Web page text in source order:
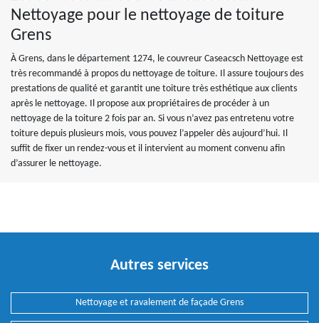
Nettoyage pour le nettoyage de toiture
Grens
À Grens, dans le département 1274, le couvreur Caseacsch Nettoyage est
très recommandé à propos du nettoyage de toiture. Il assure toujours des
prestations de qualité et garantit une toiture très esthétique aux clients
après le nettoyage. Il propose aux propriétaires de procéder à un
nettoyage de la toiture 2 fois par an. Si vous n’avez pas entretenu votre
toiture depuis plusieurs mois, vous pouvez l’appeler dès aujourd’hui. Il
suffit de fixer un rendez-vous et il intervient au moment convenu afin
d’assurer le nettoyage.
Autres services
Nettoyage et ravalement de façade Grens